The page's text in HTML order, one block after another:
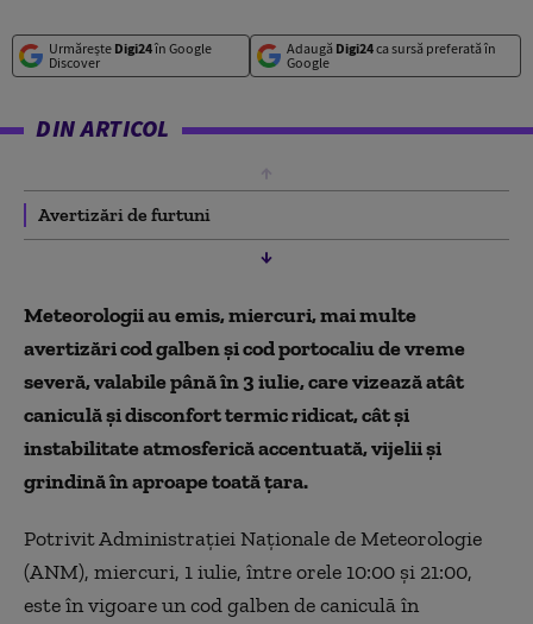
Urmărește Digi24în Google
Discover
Adaugă Digi24ca sursă preferată în
Google
DIN ARTICOL
Avertizări de furtuni
Meteorologii au emis, miercuri, mai multe
avertizări cod galben și cod portocaliu de vreme
severă, valabile până în 3 iulie, care vizează atât
caniculă și disconfort termic ridicat, cât și
instabilitate atmosferică accentuată, vijelii și
grindină în aproape toată țara.
Potrivit Administrației Naționale de Meteorologie
(ANM), miercuri, 1 iulie, între orele 10:00 și 21:00,
este în vigoare un cod galben de caniculă în